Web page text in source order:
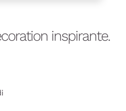
inspirante.